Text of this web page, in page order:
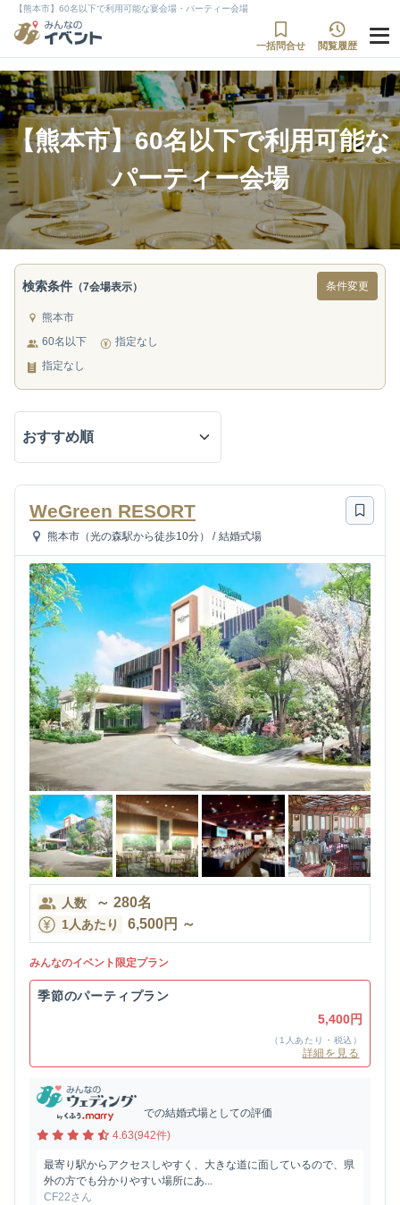
【熊本市】60名以下で利用可能な宴会場・パーティー会場
一括問合せ 閲覧履歴
【熊本市】60名以下で利用可能な
パーティー会場
検索条件 （7会場表示） 条件変更
熊本市
60名以下
指定なし
指定なし
WeGreen RESORT
熊本市（光の森駅から徒歩10分） / 結婚式場
人数 ～ 280名
1人あたり 6,500円 ～
みんなのイベント限定プラン
季節のパーティプラン
5,400円
（1人あたり・税込）
詳細を見る
での結婚式場としての評価
4.63(942件)
最寄り駅からアクセスしやすく、大きな道に面しているので、県
外の方でも分かりやすい場所にあ...
CF22さん